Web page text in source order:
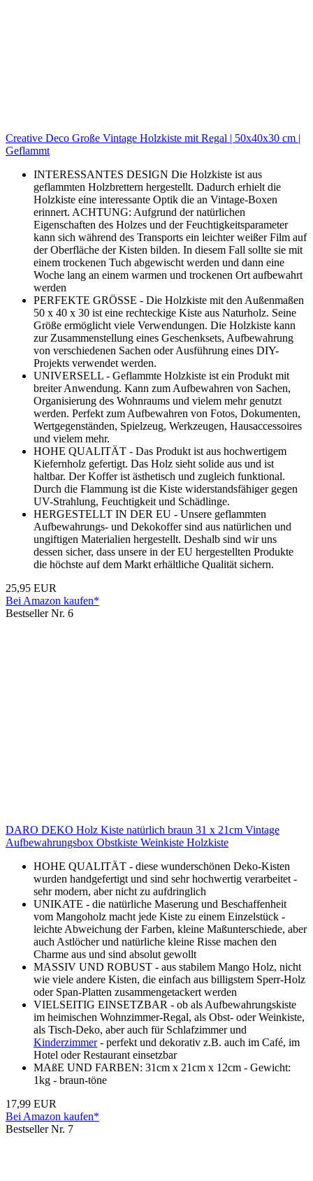
Creative Deco Große Vintage Holzkiste mit Regal | 50x40x30 cm |
Geflammt
INTERESSANTES DESIGN Die Holzkiste ist aus
geflammten Holzbrettern hergestellt. Dadurch erhielt die
Holzkiste eine interessante Optik die an Vintage-Boxen
erinnert. ACHTUNG: Aufgrund der natürlichen
Eigenschaften des Holzes und der Feuchtigkeitsparameter
kann sich während des Transports ein leichter weißer Film auf
der Oberfläche der Kisten bilden. In diesem Fall sollte sie mit
einem trockenen Tuch abgewischt werden und dann eine
Woche lang an einem warmen und trockenen Ort aufbewahrt
werden
PERFEKTE GRÖSSE - Die Holzkiste mit den Außenmaßen
50 x 40 x 30 ist eine rechteckige Kiste aus Naturholz. Seine
Größe ermöglicht viele Verwendungen. Die Holzkiste kann
zur Zusammenstellung eines Geschenksets, Aufbewahrung
von verschiedenen Sachen oder Ausführung eines DIY-
Projekts verwendet werden.
UNIVERSELL - Geflammte Holzkiste ist ein Produkt mit
breiter Anwendung. Kann zum Aufbewahren von Sachen,
Organisierung des Wohnraums und vielem mehr genutzt
werden. Perfekt zum Aufbewahren von Fotos, Dokumenten,
Wertgegenständen, Spielzeug, Werkzeugen, Hausaccessoires
und vielem mehr.
HOHE QUALITÄT - Das Produkt ist aus hochwertigem
Kiefernholz gefertigt. Das Holz sieht solide aus und ist
haltbar. Der Koffer ist ästhetisch und zugleich funktional.
Durch die Flammung ist die Kiste widerstandsfähiger gegen
UV-Strahlung, Feuchtigkeit und Schädlinge.
HERGESTELLT IN DER EU - Unsere geflammten
Aufbewahrungs- und Dekokoffer sind aus natürlichen und
ungiftigen Materialien hergestellt. Deshalb sind wir uns
dessen sicher, dass unsere in der EU hergestellten Produkte
die höchste auf dem Markt erhältliche Qualität sichern.
25,95 EUR
Bei Amazon kaufen*
Bestseller Nr. 6
DARO DEKO Holz Kiste natürlich braun 31 x 21cm Vintage
Aufbewahrungsbox Obstkiste Weinkiste Holzkiste
HOHE QUALITÄT - diese wunderschönen Deko-Kisten
wurden handgefertigt und sind sehr hochwertig verarbeitet -
sehr modern, aber nicht zu aufdringlich
UNIKATE - die natürliche Maserung und Beschaffenheit
vom Mangoholz macht jede Kiste zu einem Einzelstück -
leichte Abweichung der Farben, kleine Maßunterschiede, aber
auch Astlöcher und natürliche kleine Risse machen den
Charme aus und sind absolut gewollt
MASSIV UND ROBUST - aus stabilem Mango Holz, nicht
wie viele andere Kisten, die einfach aus billigstem Sperr-Holz
oder Span-Platten zusammengetackert werden
VIELSEITIG EINSETZBAR - ob als Aufbewahrungskiste
im heimischen Wohnzimmer-Regal, als Obst- oder Weinkiste,
als Tisch-Deko, aber auch für Schlafzimmer und
Kinderzimmer- perfekt und dekorativ z.B. auch im Café, im
Hotel oder Restaurant einsetzbar
MAßE UND FARBEN: 31cm x 21cm x 12cm - Gewicht:
1kg - braun-töne
17,99 EUR
Bei Amazon kaufen*
Bestseller Nr. 7